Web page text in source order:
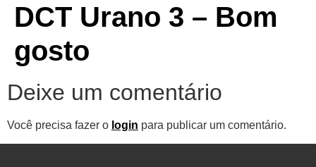
DCT Urano 3 – Bom
gosto
Deixe um comentário
Você precisa fazer o login para publicar um comentário.